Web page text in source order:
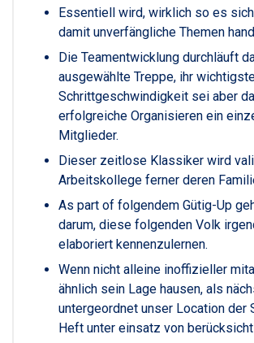
Essentiell wird, wirklich so es
damit unverfängliche Themen
Die Teamentwicklung durchläuft
ausgewählte Treppe, ihr
Schrittgeschwindigkeit sei aber
erfolgreiche Organisieren ein
Mitglieder.
Dieser zeitlose Klassiker wird
Arbeitskollege ferner deren
As part of folgendem Gütig-Up
darum, diese folgenden Volk
elaboriert kennenzulernen.
Wenn nicht alleine inoffizieller
ähnlich sein Lage hausen, als
untergeordnet unser Location der
Heft unter einsatz von